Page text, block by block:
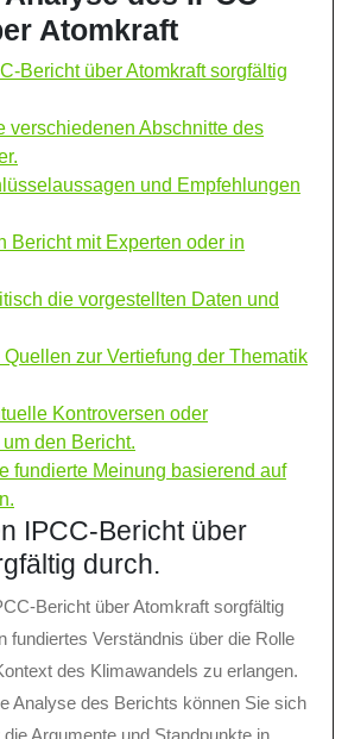
Atomkraft
Bericht über Atomkraft sorgfältig
verschiedenen Abschnitte des
und Empfehlungen
Bericht mit Experten oder in
die vorgestellten Daten und
zur Vertiefung der Thematik
Kontroversen oder
den Bericht.
fundierte Meinung basierend auf
IPCC-Bericht über
durch.
Bericht über Atomkraft sorgfältig
fundiertes Verständnis über die Rolle
des Klimawandels zu erlangen.
Analyse des Berichts können Sie sich
Argumente und Standpunkte in